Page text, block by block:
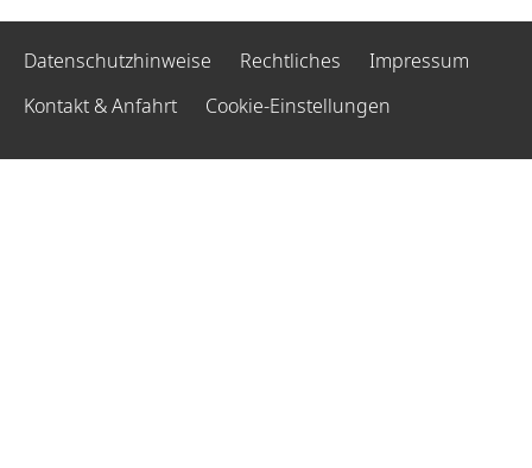
Datenschutzhinweise Rechtliches
Impressum
Kontakt & Anfahrt
Cookie-Einstellungen